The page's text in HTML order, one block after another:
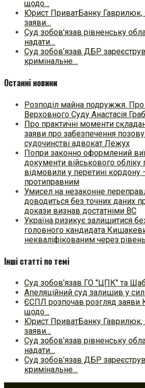
щодо…
Юрист ПриватБанку Гаврилюк,
заяви…
Суд зобов’язав рівненську
надати…
Суд зобов’язав ДБР
кримінальне…
Останні новини
Розподіл майна подружжя. Про
Верховного Суду Анастасія
Про практичні моменти
заяви про забезпечення
судочинстві адвокат Лежух
Попри законно оформлений
документи військового
відмовили у перетині
протиправним
Умисел на незаконне
доводиться без точних даних
докази визнав достатніми ВС
Україна ризикує залишитися
головного кандидата
некваліфікованим через
Інші статті по темі
Суд зобов'язав ГО "ЦПК" та
Апеляційний суд залишив у
ЄСПЛ розпочав розгляд заяви
щодо…
Юрист ПриватБанку Гаврилюк,
заяви…
Суд зобов’язав рівненську
надати…
Суд зобов’язав ДБР
кримінальне…